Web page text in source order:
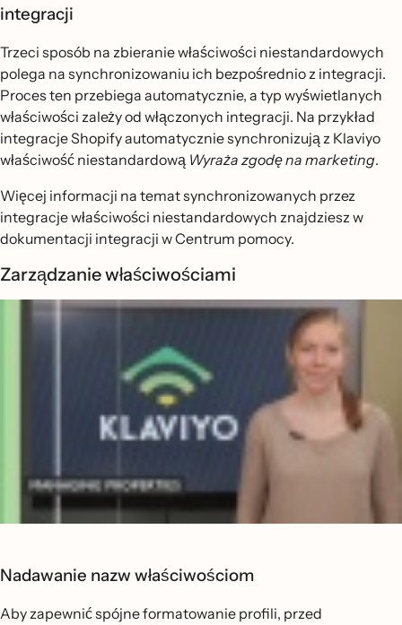
integracji
Trzeci sposób na zbieranie właściwości niestandardowych
polega na synchronizowaniu ich bezpośrednio z integracji.
Proces ten przebiega automatycznie, a typ wyświetlanych
właściwości zależy od włączonych integracji. Na przykład
integracje Shopify automatycznie synchronizują z Klaviyo
właściwość niestandardową Wyraża zgodę na marketing.
Więcej informacji na temat synchronizowanych przez
integracje właściwości niestandardowych znajdziesz w
dokumentacji integracji w Centrum pomocy.
Zarządzanie właściwościami
Nadawanie nazw właściwościom
Aby zapewnić spójne formatowanie profili, przed